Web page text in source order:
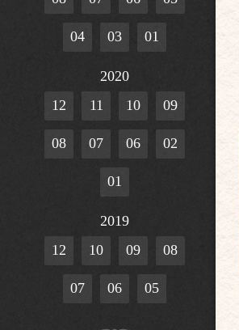
04 03 01
2020
12
11 10 09
08 07 06 02
01
2019
12
10 09 08
07 06 05